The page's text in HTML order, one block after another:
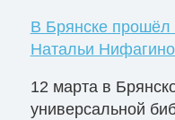
В Брянске прошёл
Натальи
12 марта в
универсальной